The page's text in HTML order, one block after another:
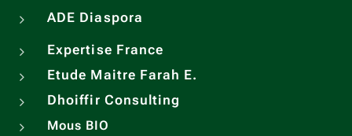
ADE Diaspora
Expertise France
Etude Maitre Farah E.
Dhoiffir Consulting
Mous BIO